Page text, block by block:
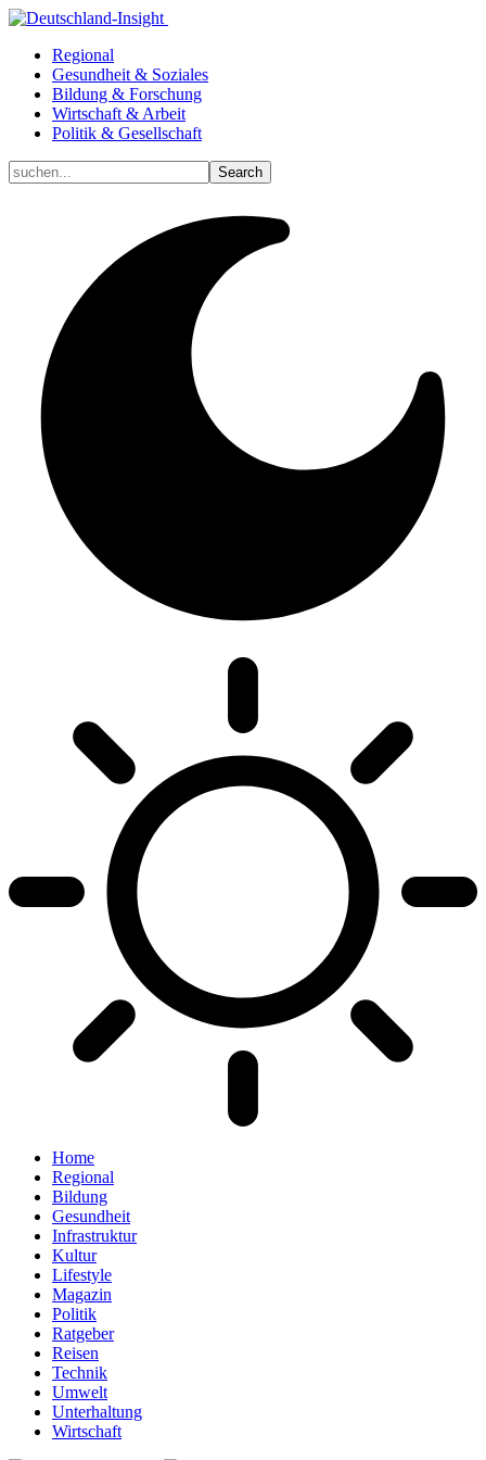
Regional
Gesundheit & Soziales
Bildung & Forschung
Wirtschaft & Arbeit
Politik & Gesellschaft
Home
Regional
Bildung
Gesundheit
Infrastruktur
Kultur
Lifestyle
Magazin
Politik
Ratgeber
Reisen
Technik
Umwelt
Unterhaltung
Wirtschaft